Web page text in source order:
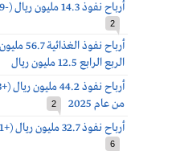
أرباح نفوذ 14.3 مليون ريال (-29%) بنهاية الربع الأول 2026
2
الربع الرابع 12.5 مليون ريال
من عام 2025
2
أرباح نفوذ 32.7 مليون ريال (+21%) بنهاية النصف الأول 2025
6